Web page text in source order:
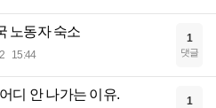
노동자 숙소
15:44
1
댓글
디 안 나가는 이유. 1